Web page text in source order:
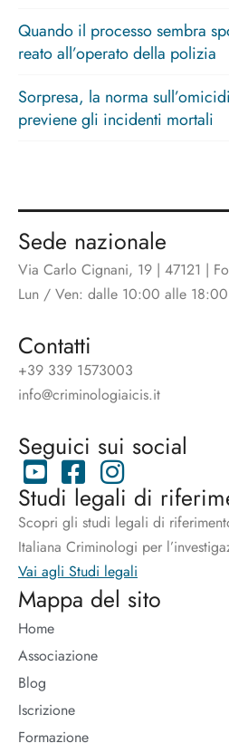
Quando il processo sembra
reato all’operato della polizia
Sorpresa, la norma
previene gli incidenti mortali
Sede nazionale
Via Carlo Cignani, 19 | 47121 |
Lun / Ven: dalle 10:00 alle 18:00
Contatti
+39 339 1573003
info@criminologiaicis.it
Seguici sui social
Studi legali di
Scopri gli studi legali di
Italiana Criminologi per
Vai agli Studi legali
Mappa del sito
Home
Associazione
Blog
Iscrizione
Formazione